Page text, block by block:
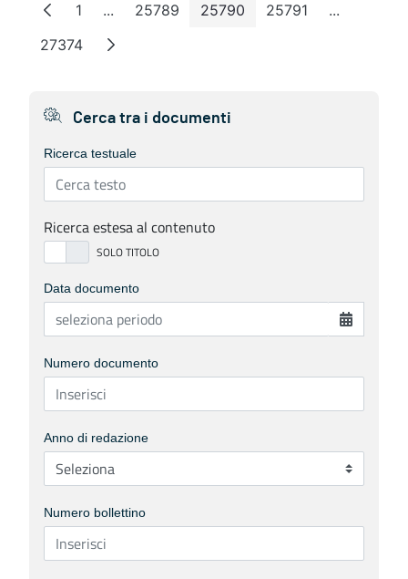
Pagina
1 ...Pagine intermedie
Pagina
25789 Pagina
25790 Pagina
25791 ...Pagine
Pagina
27374
Cerca tra i documenti
Ricerca testuale
Ricerca estesa al contenuto
Data documento
Numero documento
Anno di redazione
Numero bollettino